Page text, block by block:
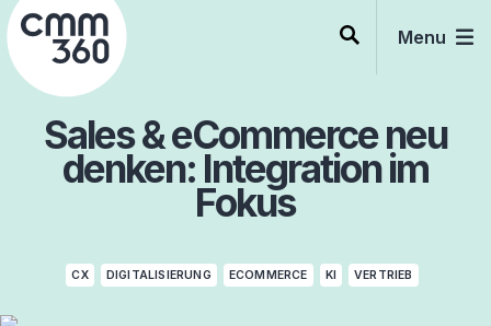
Skip
to
content
Menu
Sales & eCommerce neu
denken: Integration im
Fokus
CX DIGITALISIERUNG ECOMMERCE KI VERTRIEB